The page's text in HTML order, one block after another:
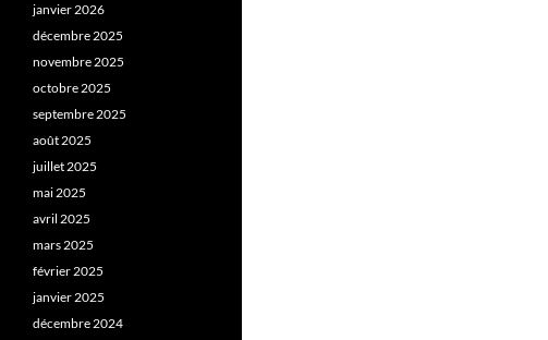
janvier 2026
décembre 2025
novembre 2025
octobre 2025
septembre 2025
août 2025
juillet 2025
mai 2025
avril 2025
mars 2025
février 2025
janvier 2025
décembre 2024